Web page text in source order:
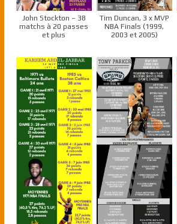
John Stockton – 38
matchs à 20 passes
et plus
Tim Duncan, 3 x MVP
NBA Finals (1999,
2003 et 2005)